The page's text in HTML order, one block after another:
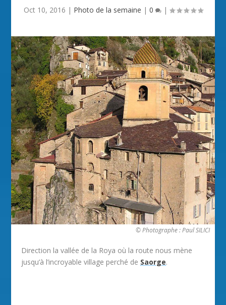
Oct 10, 2016 | Photo de la semaine | 0 |
© Photographe : Paul SILICI
Direction la vallée de la Roya où la route nous mène
jusqu’à l’incroyable village perché de Saorge.